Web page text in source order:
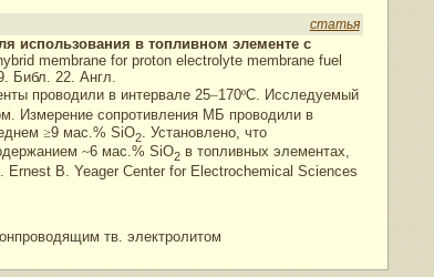
статья
использования в топливном элементе с
membrane for proton electrolyte membrane fuel
Библ. 22. Англ.
проводили в интервале 25–170ºC. Исследуемый
Измерение сопротивления МБ проводили в
≥9 мас.% SiO2. Установлено, что
~6 мас.% SiO2в топливных элементах,
B. Yeager Center for Electrochemical Sciences
тв. электролитом